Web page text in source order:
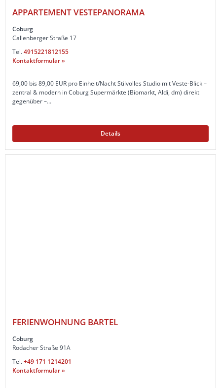
APPARTEMENT VESTEPANORAMA
Coburg
Callenberger Straße 17
Tel.4915221812155
Kontaktformular »
69,00 bis 89,00 EUR pro Einheit/Nacht Stilvolles Studio mit Veste-Blick –
zentral & modern in Coburg Supermärkte (Biomarkt, Aldi, dm) direkt
gegenüber –...
Details
FERIENWOHNUNG BARTEL
Coburg
Rodacher Straße 91A
Tel.+49 171 1214201
Kontaktformular »